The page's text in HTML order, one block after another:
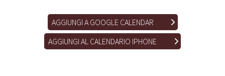
AGGIUNGI A GOOGLE CALENDAR
AGGIUNGI AL CALENDARIO IPHONE